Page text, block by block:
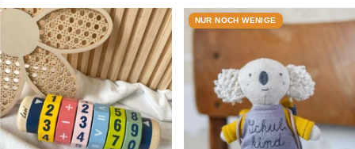
NUR NOCH WENIGE